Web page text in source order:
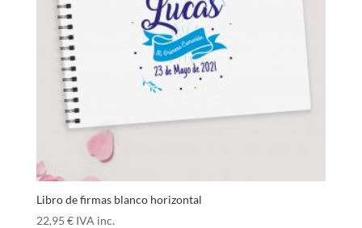
Libro de firmas blanco horizontal
22,95 € IVA inc.